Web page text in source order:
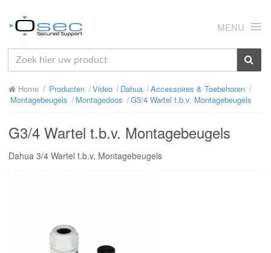
MENU
HOME
OVER ONS
CONTACT
Home Producten Video Dahua
Accessoires & Toebehoren
Montagebeugels
Montagedoos G3/4 Wartel t.b.v. Montagebeugels
G3/4 Wartel t.b.v. Montagebeugels
Dahua 3/4 Wartel t.b.v. Montagebeugels